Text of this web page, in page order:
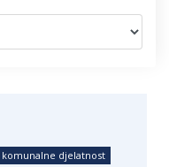
komunalne djelatnost